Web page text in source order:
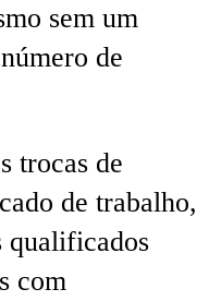
sem um
de
trocas de
de trabalho,
qualificados
com